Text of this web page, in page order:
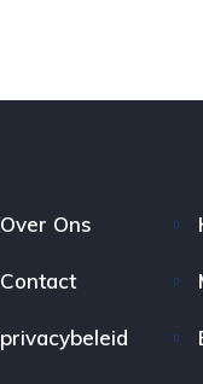
Over Ons
Contact
privacybeleid